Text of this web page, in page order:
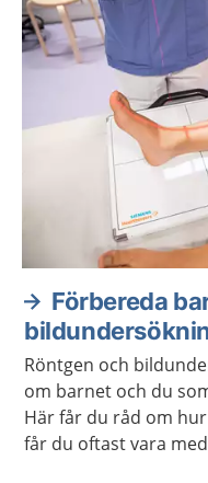
Förbereda
Röntgen och
om barnet och du
Här får du råd om
får du oftast vara